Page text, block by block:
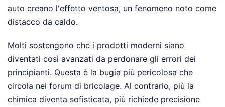
auto creano l'effetto ventosa, un fenomeno noto come
distacco da caldo.
Molti sostengono che i prodotti moderni siano
diventati così avanzati da perdonare gli errori dei
principianti. Questa è la bugia più pericolosa che
circola nei forum di bricolage. Al contrario, più la
chimica diventa sofisticata, più richiede precisione